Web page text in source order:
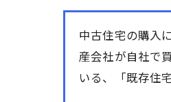
中古住宅の購入
産会社が自社で
いる、「既存住